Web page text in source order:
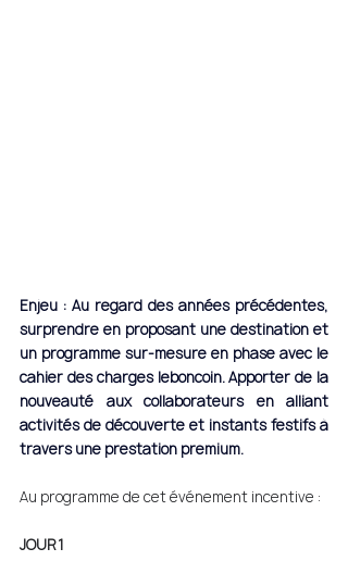
Enjeu : Au regard des années précédentes,
surprendre en proposant une destination et
un programme sur-mesure en phase avec le
cahier des charges leboncoin. Apporter de la
nouveauté aux collaborateurs en alliant
activités de découverte et instants festifs à
travers une prestation premium.
Au programme de cet événement incentive :
JOUR 1